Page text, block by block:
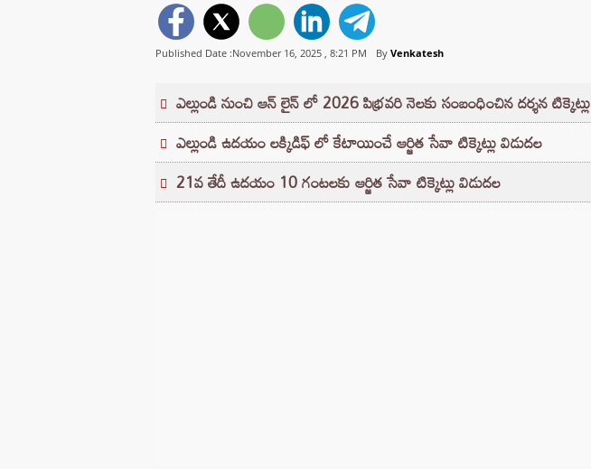
Published Date :November 16, 2025 , 8:21 PM By Venkatesh
ఎల్లుండి నుంచి ఆన్ లైన్ లో 2026 పిభ్రవరి నెలకు సంబంధించిన దర్శన టిక్కెట్లు
ఎల్లుండి ఉదయం లక్కిడిఫ్ లో కేటాయించే ఆర్జిత సేవా టిక్కెట్లు విడుదల
21వ తేదీ ఉదయం 10 గంటలకు ఆర్జిత సేవా టిక్కెట్లు విడుదల